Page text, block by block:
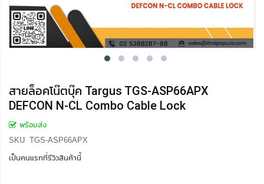
สายล็อคโน๊ตบุ๊ค Targus TGS-ASP66APX
DEFCON N-CL Combo Cable Lock
พร้อมส่ง
SKU TGS-ASP66APX
เป็นคนแรกที่รีวิวสินค้านี้